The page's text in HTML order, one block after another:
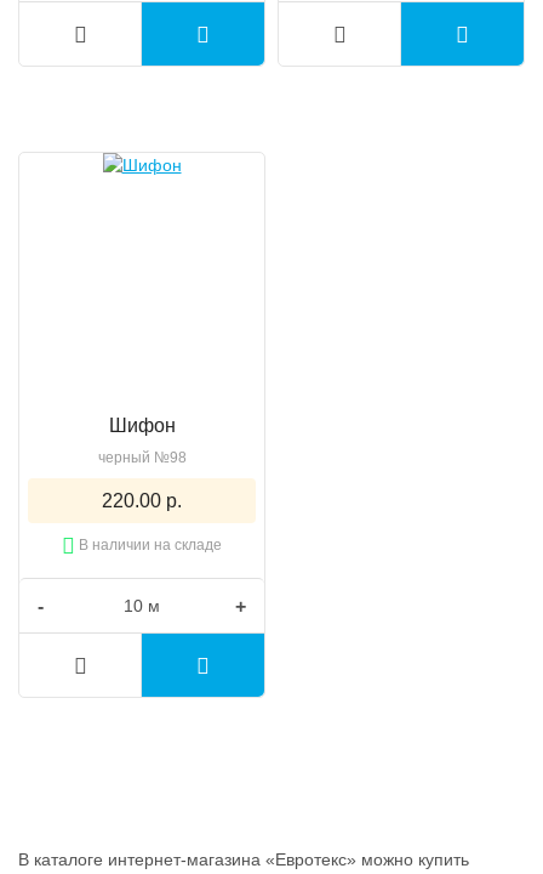
Шифон
черный №98
220.00 р.
В наличии на складе
- +
В каталоге интернет-магазина «Евротекс» можно купить